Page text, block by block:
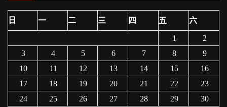
日 一 二 三 四 五 六
1
2
3
4 5 6 7 8
9
10
11 12 13 14 15
16
17
18 19 20 21 22
23
24
25 26 27 28 29
30